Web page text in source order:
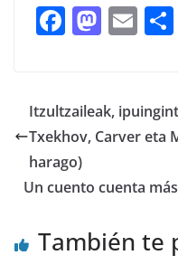
F
b
o
o
k
M
d
o
E
l
Itzultzaileak,
Txekhov, Carver eta
harago)
Un cuento cuenta
También te